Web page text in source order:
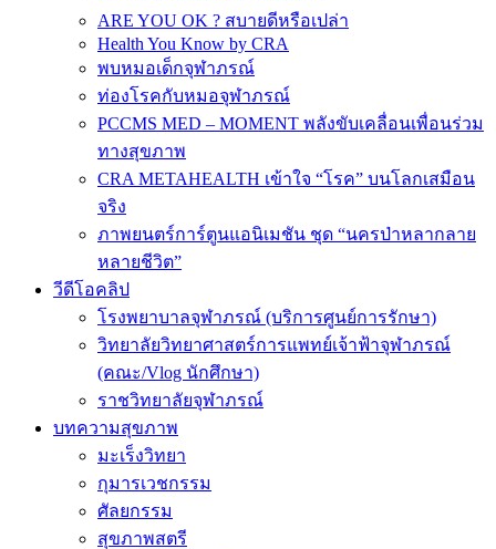
ARE YOU OK ? สบายดีหรือเปล่า
Health You Know by CRA
พบหมอเด็กจุฬาภรณ์
ท่องโรคกับหมอจุฬาภรณ์
PCCMS MED – MOMENT พลังขับเคลื่อนเพื่อนร่วม
ทางสุขภาพ
CRA METAHEALTH เข้าใจ “โรค” บนโลกเสมือน
จริง
ภาพยนตร์การ์ตูนแอนิเมชัน ชุด “นครป่าหลากลาย
หลายชีวิต”
วีดีโอคลิป
โรงพยาบาลจุฬาภรณ์ (บริการศูนย์การรักษา)
วิทยาลัยวิทยาศาสตร์การแพทย์เจ้าฟ้าจุฬาภรณ์
(คณะ/Vlog นักศึกษา)
ราชวิทยาลัยจุฬาภรณ์
บทความสุขภาพ
มะเร็งวิทยา
กุมารเวชกรรม
ศัลยกรรม
สุขภาพสตรี